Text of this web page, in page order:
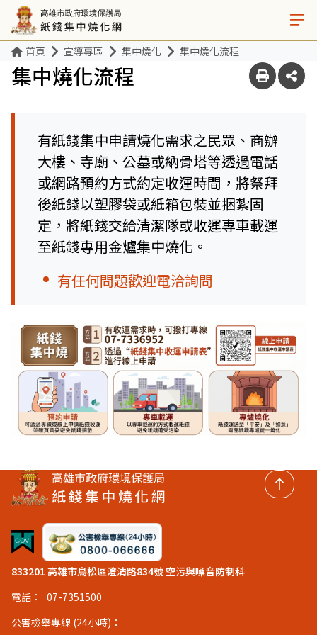
首頁 宣導專區 集中燒化 集中燒化流程
集中燒化流程
有紙錢集中申請燒化需求之民眾、商辦
大樓、寺廟、公墓或納骨塔等透過電話
或網路預約方式約定收運時間，將祭拜
後紙錢以塑膠袋或紙箱包裝並捆紮固
定，將紙錢交給清潔隊或收運專車載運
至紙錢專用金爐集中燒化。
有任何問題歡迎電洽詢問
833201 高雄市鳥松區澄清路834號 空污與噪音防制科
電話：
07-7351500
公害檢舉專線 (24小時)：
回頂